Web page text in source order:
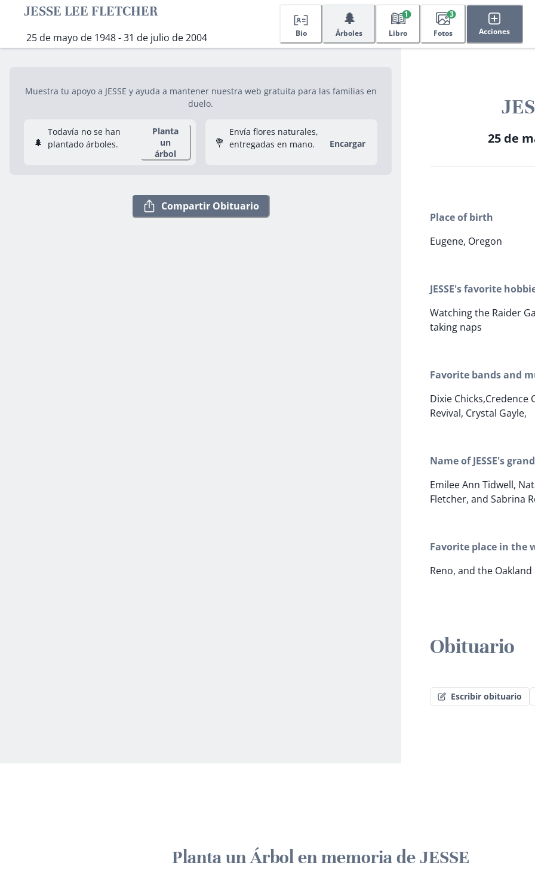
JESSE LEE FLETCHER
25 de mayo de 1948 - 31 de julio de 2004 Bio
🌲
Árboles Libro
1
Fotos
3
Acciones
Muestra tu apoyo a JESSE y ayuda a mantener nuestra web gratuita para las familias en
duelo.
🌲
Todavía no se han
plantado árboles.
Planta
un
árbol
💐
Envía flores naturales,
entregadas en mano.
Encargar
Compartir Obituario
25 de
Place of birth
Eugene, Oregon
JESSE's favorite
Watching the Raider
taking naps
Favorite bands and
Dixie Chicks,Credence
Revival, Crystal Gayle,
Name of JESSE's
Emilee Ann Tidwell,
Fletcher, and Sabrina
Favorite place in the
Reno, and the
Obituario
Escribir obituario
Planta un Árbol en memoria de JESSE